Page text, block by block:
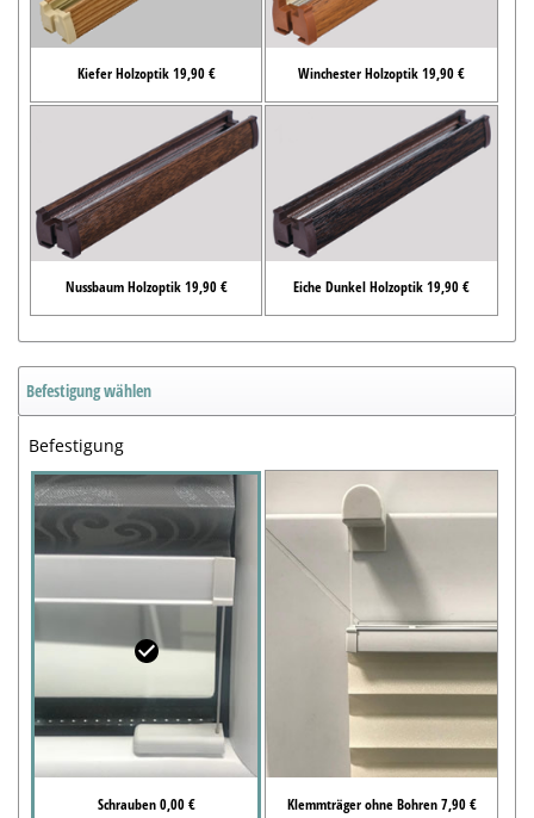
Kiefer Holzoptik 19,90 € Winchester Holzoptik 19,90 €
Nussbaum Holzoptik 19,90 € Eiche Dunkel Holzoptik 19,90 €
Befestigung wählen
Befestigung
Schrauben 0,00 € Klemmträger ohne Bohren 7,90 €